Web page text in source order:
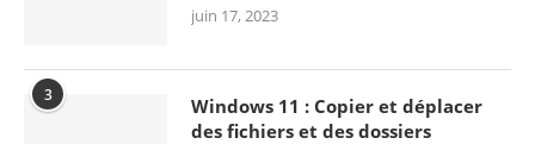
juin 17, 2023
3
Windows 11 : Copier et déplacer
des fichiers et des dossiers